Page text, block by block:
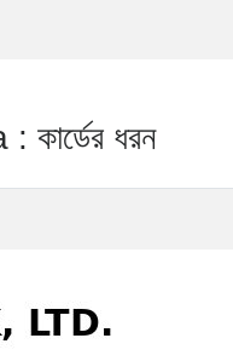
ধরন